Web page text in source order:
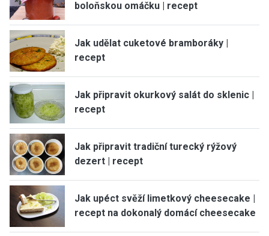
boloňskou omáčku | recept
Jak udělat cuketové bramboráky |
recept
Jak připravit okurkový salát do sklenic |
recept
Jak připravit tradiční turecký rýžový
dezert | recept
Jak upéct svěží limetkový cheesecake |
recept na dokonalý domácí cheesecake